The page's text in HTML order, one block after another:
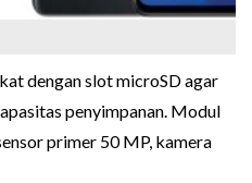
dengan slot microSD agar
penyimpanan. Modul
primer 50 MP, kamera